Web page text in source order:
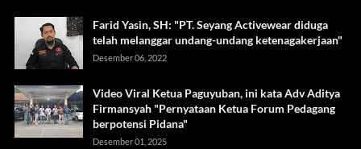
Farid Yasin, SH: "PT. Seyang Activewear diduga
telah melanggar undang-undang ketenagakerjaan"
Desember 06, 2022
Video Viral Ketua Paguyuban, ini kata Adv Aditya
Firmansyah "Pernyataan Ketua Forum Pedagang
berpotensi Pidana"
Desember 01, 2025